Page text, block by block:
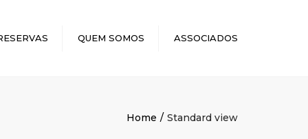
QUEM SOMOS ASSOCIADOS
Home Standard view